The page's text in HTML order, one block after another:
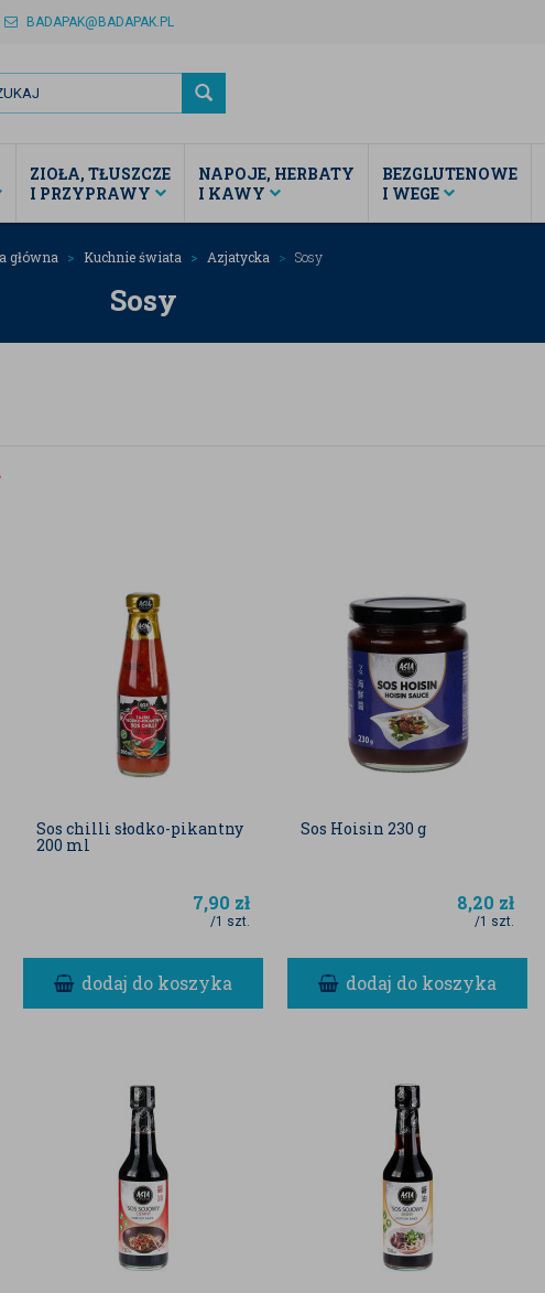
BADAPAK@BADAPAK.PL
ZIOŁA, TŁUSZCZE
I PRZYPRAWY
NAPOJE, HERBATY
I KAWY
BEZGLUTENOWE
I WEGE
główna Kuchnie świata Azjatycka Sosy
Sosy
Sos chilli słodko-pikantny
200 ml
7,90 zł
/1 szt.
dodaj do koszyka
Sos Hoisin 230 g
8,20 zł
/1 szt.
dodaj do koszyka